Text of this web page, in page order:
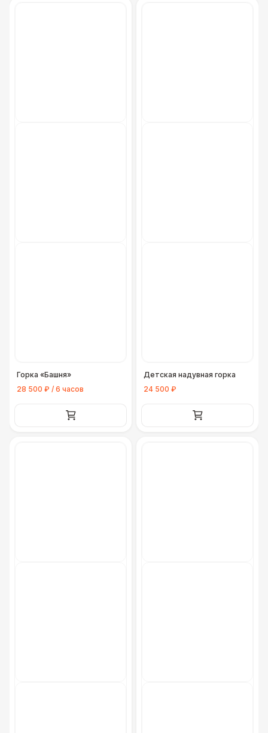
Горка «Башня»
28 500 ₽ / 6 часов
Детская надувная горка
24 500 ₽